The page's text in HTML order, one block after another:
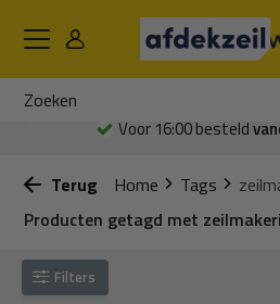
Voor 16:00 besteld
Terug Home Tags
Producten getagd met
Filters